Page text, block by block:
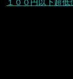
１００円以下超低